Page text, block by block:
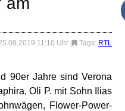
11:10 Uhr Tags: RTL
90er Jahre sind Verona
Oli P. mit Sohn Ilias
Flower-Power-